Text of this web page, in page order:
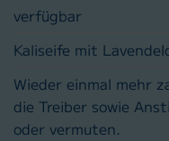
verfügbar
Kaliseife mit
Wieder einmal mehr
die Treiber sowie
oder vermuten.